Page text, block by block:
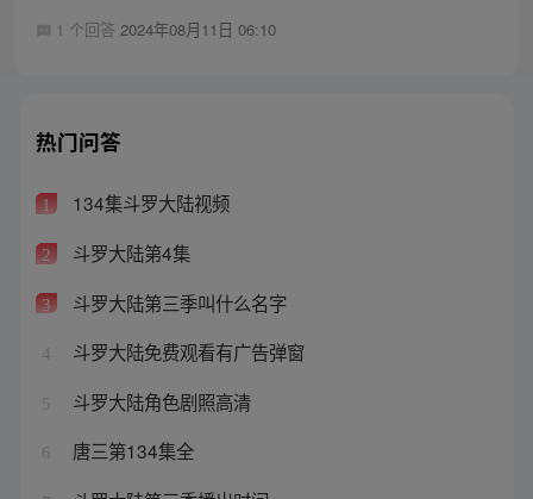
1 个回答 2024年08月11日 06:10
热门问答
1 134集斗罗大陆视频
2 斗罗大陆第4集
3 斗罗大陆第三季叫什么名字
4 斗罗大陆免费观看有广告弹窗
5 斗罗大陆角色剧照高清
6 唐三第134集全